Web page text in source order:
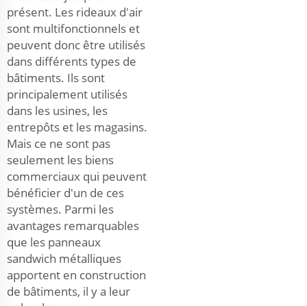
présent. Les rideaux d'air
sont multifonctionnels et
peuvent donc être utilisés
dans différents types de
bâtiments. Ils sont
principalement utilisés
dans les usines, les
entrepôts et les magasins.
Mais ce ne sont pas
seulement les biens
commerciaux qui peuvent
bénéficier d'un de ces
systèmes. Parmi les
avantages remarquables
que les panneaux
sandwich métalliques
apportent en construction
de bâtiments, il y a leur